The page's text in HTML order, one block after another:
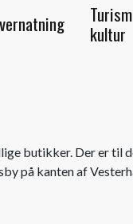
kultur
butikker. Der er til
på kanten af